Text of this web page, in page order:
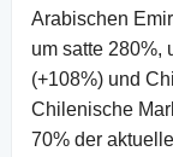
Arabischen
um satte 280%,
(+108%) und
Chilenische
70% der